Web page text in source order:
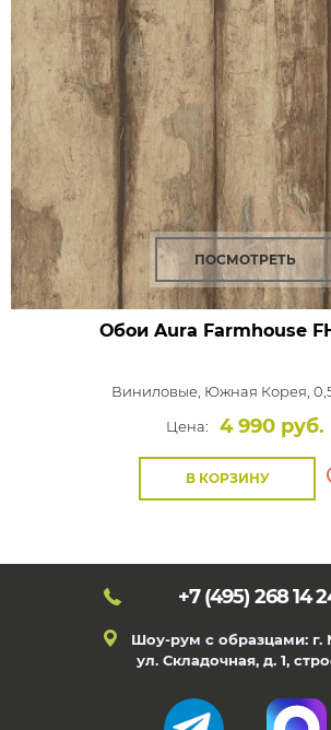
ПОСМОТРЕТЬ
Обои Aura Farmhouse
Виниловые, Южная Корея,
Цена:
4 990 руб.
В КОРЗИНУ
+7 (495) 268 14
Шоу-рум с образцами: г.
ул. Складочная, д. 1,